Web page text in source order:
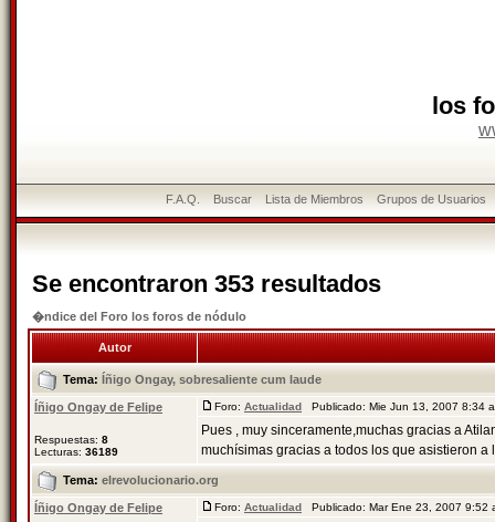
los
F.A.Q. Buscar Lista de Miembros Grupos de Usuarios
Se encontraron 353 resultados
�ndice del Foro los foros de nódulo
Autor
Tema: Íñigo Ongay, sobresaliente cum laude
Íñigo Ongay de Felipe
Respuestas: 8
Lecturas: 36189
Foro: Actualidad Publicado: Mie Jun 13, 2007 8:34
Pues , muy sinceramente,muchas gracias a
muchísimas gracias a todos los que asistieron a
Tema: elrevolucionario.org
Íñigo Ongay de Felipe Foro: Actualidad Publicado: Mar Ene 23, 2007